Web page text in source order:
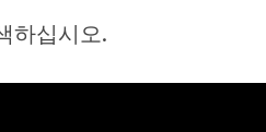
하십시오.